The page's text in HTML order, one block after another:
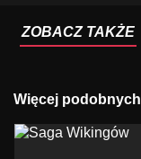
ZOBACZ TAKŻE
Więcej podobnych